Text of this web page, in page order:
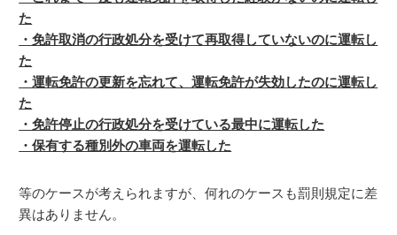
た
・免許取消の行政処分を受けて再取得していないのに運転し
た
・運転免許の更新を忘れて、運転免許が失効したのに運転し
た
・免許停止の行政処分を受けている最中に運転した
・保有する種別外の車両を運転した
等のケースが考えられますが、何れのケースも罰則規定に差
異はありません。